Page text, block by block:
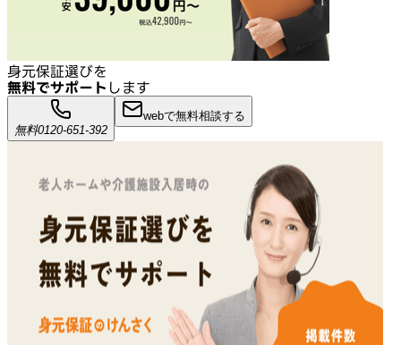
身元保証選びを
無料でサポート します
無料0120-651-392
webで無料相談する